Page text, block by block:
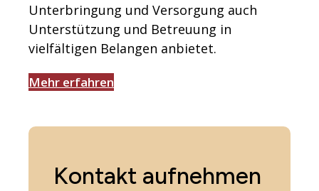
Unterbringung und Versorgung auch
Unterstützung und Betreuung in
vielfältigen Belangen anbietet.
Mehr erfahren
Kontakt aufnehmen